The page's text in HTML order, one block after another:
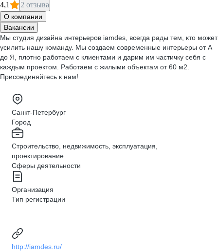
4,1 2 отзыва
О компании
Вакансии
Мы студия дизайна интерьеров iamdes, всегда рады тем, кто может
усилить нашу команду. Мы создаем современные интерьеры от А
до Я, плотно работаем с клиентами и дарим им частичку себя с
каждым проектом. Работаем с жилыми объектам от 60 м2.
Присоединяйтесь к нам!
Санкт-Петербург
Город
Строительство, недвижимость, эксплуатация,
проектирование
Сферы деятельности
Организация
Тип регистрации
http://iamdes.ru/